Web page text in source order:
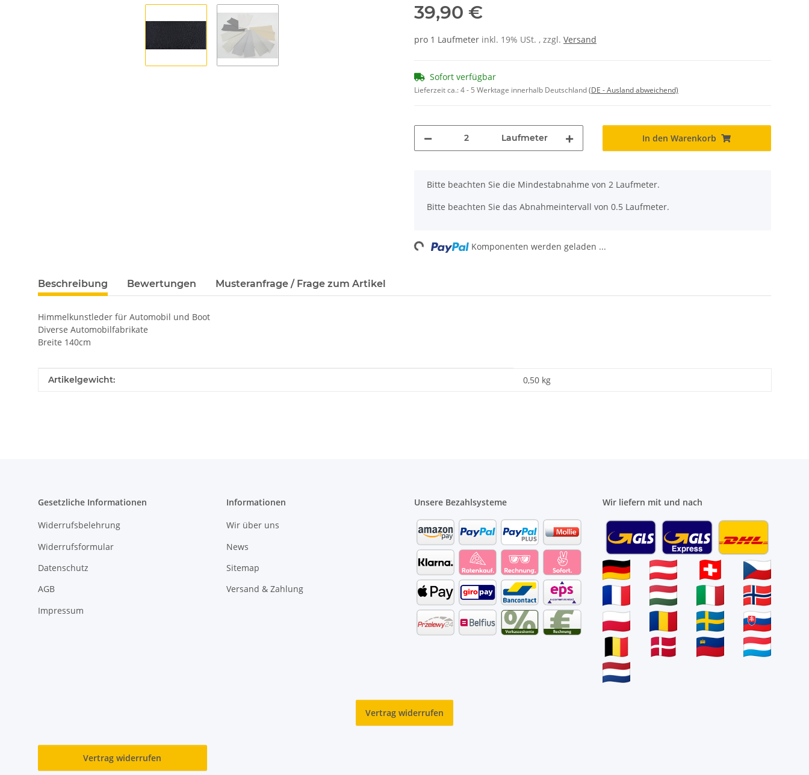
39,90 €
pro 1 Laufmeter inkl. 19% USt. , zzgl. Versand
Sofort verfügbar
Lieferzeit ca.:4 - 5 Werktage innerhalb Deutschland(DE - Ausland abweichend)
Laufmeter In den Warenkorb
x
Bitte beachten Sie die Mindestabnahme von 2 Laufmeter.
Bitte beachten Sie das Abnahmeintervall von 0.5 Laufmeter.
Loading... Komponenten werden geladen ...
Beschreibung Bewertungen Musteranfrage / Frage zum Artikel
Himmelkunstleder für Automobil und Boot
Diverse Automobilfabrikate
Breite 140cm
Produkteigenschaft
Wert
Artikelgewicht: 0,50 kg
Gesetzliche Informationen
Widerrufsbelehrung
Widerrufsformular
Datenschutz
AGB
Impressum
Informationen
Wir über uns
News
Sitemap
Versand & Zahlung
Unsere Bezahlsysteme Wir liefern mit und nach
Vertrag widerrufen
Vertrag widerrufen